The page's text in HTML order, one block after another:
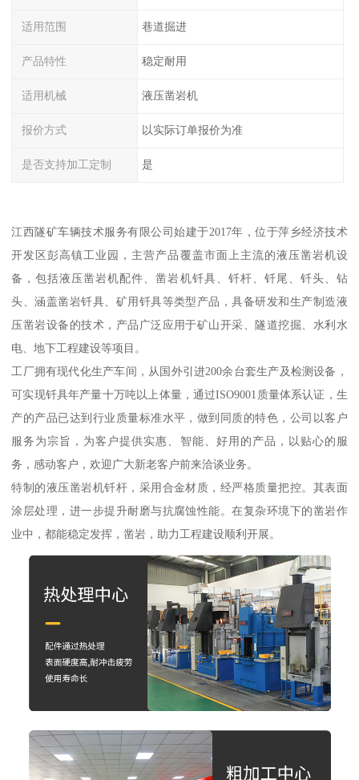
适用范围 巷道掘进
产品特性 稳定耐用
适用机械 液压凿岩机
报价方式 以实际订单报价为准
是否支持加工定制 是
江西隧矿车辆技术服务有限公司始建于2017年，位于萍乡经济技术
开发区彭高镇工业园，主营产品覆盖市面上主流的液压凿岩机设
备，包括液压凿岩机配件、凿岩机钎具、钎杆、钎尾、钎头、钻
头、涵盖凿岩钎具、矿用钎具等类型产品，具备研发和生产制造液
压凿岩设备的技术，产品广泛应用于矿山开采、隧道挖掘、水利水
电、地下工程建设等项目。
工厂拥有现代化生产车间，从国外引进200余台套生产及检测设备，
可实现钎具年产量十万吨以上体量，通过ISO9001质量体系认证，生
产的产品已达到行业质量标准水平，做到同质的特色，公司以客户
服务为宗旨，为客户提供实惠、智能、好用的产品，以贴心的服
务，感动客户，欢迎广大新老客户前来洽谈业务。
特制的液压凿岩机钎杆，采用合金材质，经严格质量把控。其表面
涂层处理，进一步提升耐磨与抗腐蚀性能。在复杂环境下的凿岩作
业中，都能稳定发挥，凿岩，助力工程建设顺利开展。